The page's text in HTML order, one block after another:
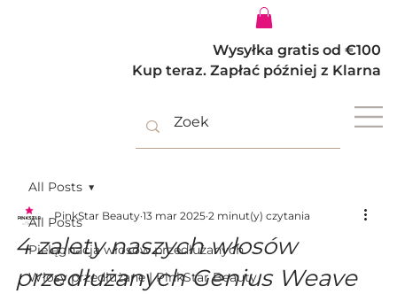
Wysyłka gratis od €100
Kup teraz. Zapłać później z Klarna
All Posts
Pielęgnacja włosów przedłużanych
Włosy przedłużane | PinkStar Beauty
All Posts
4 zalety naszych włosów
przedłużanych Genius Weave
PinkStar Beauty 13 mar 2025 2 minut(y) czytania